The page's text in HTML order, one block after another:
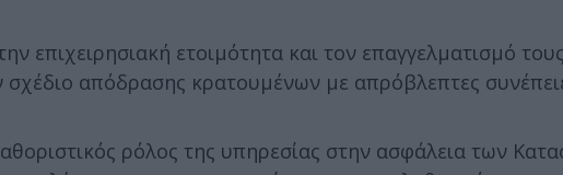
επιχειρησιακή ετοιμότητα και τον επαγγελματισμό
απόδρασης κρατουμένων με απρόβλεπτες
ρόλος της υπηρεσίας στην ασφάλεια των